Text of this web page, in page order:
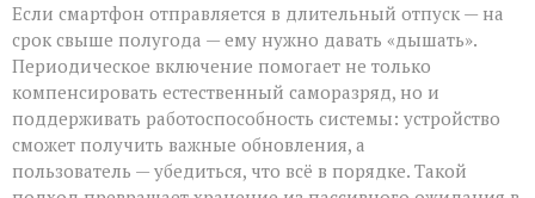
Если смартфон отправляется в длительный отпуск — на
срок свыше полугода — ему нужно давать «дышать».
Периодическое включение помогает не только
компенсировать естественный саморазряд, но и
поддерживать работоспособность системы: устройство
сможет получить важные обновления, а
пользователь — убедиться, что всё в порядке. Такой